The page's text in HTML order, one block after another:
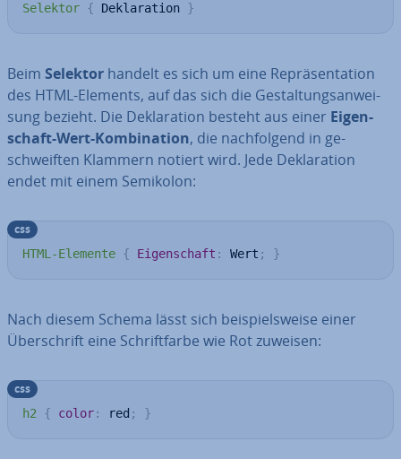
Selektor { Deklaration }
Beim Selektor handelt es sich um eine Re­prä­sen­ta­ti­on
des HTML-Elements, auf das sich die Ge­stal­tungs­an­wei­
sung bezieht. Die De­kla­ra­ti­on besteht aus einer Ei­gen­
schaft-Wert-Kom­bi­na­ti­on, die nach­fol­gend in ge­
schweif­ten Klammern notiert wird. Jede De­kla­ra­ti­on
endet mit einem Semikolon:
HTML-Elemente { Eigenschaft : Wert ; }
css
Nach diesem Schema lässt sich bei­spiels­wei­se einer
Über­schrift eine Schrift­far­be wie Rot zuweisen:
h2 { color: red ; }
css